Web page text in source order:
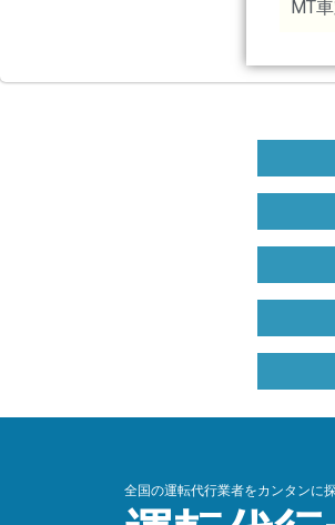
MT
全国の運転代行業者をカンタンに